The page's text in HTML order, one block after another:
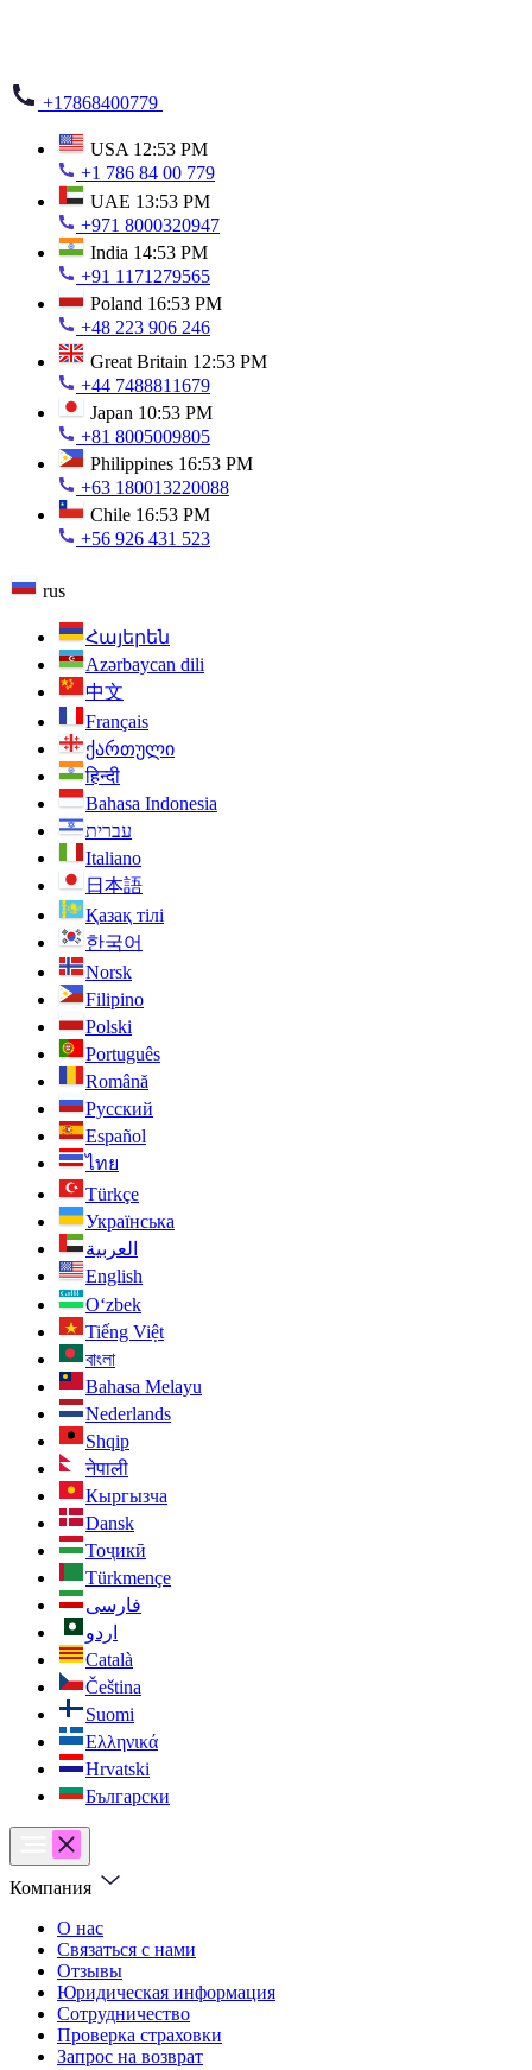
+17868400779
USA 12:53 PM
+1 786 84 00 779
UAE 13:53 PM
+971 8000320947
India 14:53 PM
+91 1171279565
Poland 16:53 PM
+48 223 906 246
Great Britain 12:53 PM
+44 7488811679
Japan 10:53 PM
+81 8005009805
Philippines 16:53 PM
+63 180013220088
Chile 16:53 PM
+56 926 431 523
rus
Հայերեն
Azərbaycan dili
中文
Français
ქართული
हिन्दी
Bahasa Indonesia
עברית
Italiano
日本語
Қазақ тілі
한국어
Norsk
Filipino
Polski
Português
Română
Русский
Español
ไทย
Türkçe
Українська
العربية
English
O‘zbek
Tiếng Việt
বাংলা
Bahasa Melayu
Nederlands
Shqip
नेपाली
Кыргызча
Dansk
Тоҷикӣ
Türkmençe
فارسی
اردو
Català
Čeština
Suomi
Ελληνικά
Hrvatski
Български
Компания
О нас
Связаться с нами
Отзывы
Юридическая информация
Сотрудничество
Проверка страховки
Запрос на возврат